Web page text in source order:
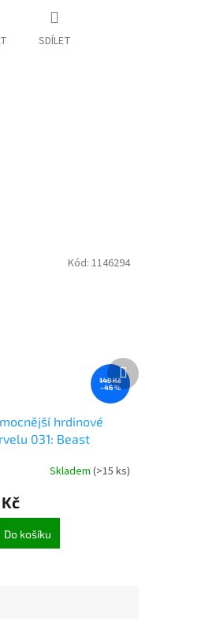
SDÍLET
149 Kč
–46 %
hrdinové
031: Beast
Skladem (>15 ks)
Do košíku
Kód: 1146294
Další
produkt